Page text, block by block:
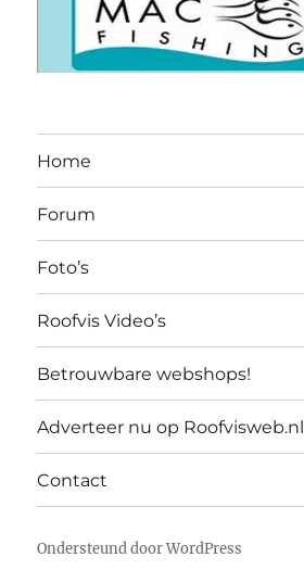
Home
Forum
Foto’s
Roofvis Video’s
Betrouwbare webshops!
Adverteer nu op Roofvisweb.nl
Contact
Ondersteund door WordPress